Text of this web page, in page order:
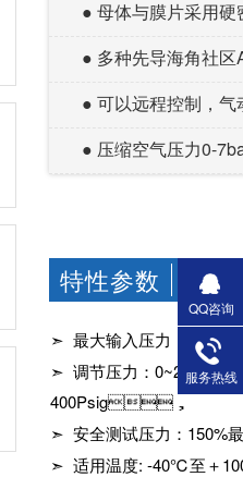
● 母体与膜片采用硬
● 多种先导海角社
● 可以远程控制
● 压缩空气压力0-
特性参数
➣ 最大输入压力：400
➣ 调节压力：
400Psig，
➣ 安全测试压力：150%
➣ 适用温度: -40℃至＋
QQ咨询
服务热线